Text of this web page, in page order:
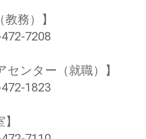
教務）】
7208
センター（就職）】
1823